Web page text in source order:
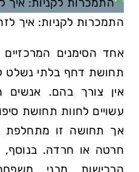
התמכרות לקניות: איך
אחד הסימנים
תחושת דחף בלתי נשלט
אין צורך בהם. אנשים
עשויים לחוות תחושת
אך תחושה זו מתחלפת
חרטה או חרדה. בנוסף,